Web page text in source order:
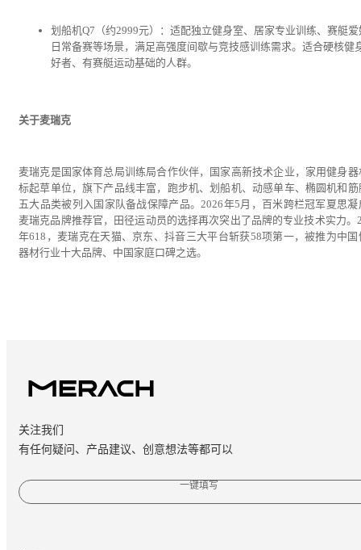
划船机Q7（约2999元）：适配独立健身室、居家专业训练、赛艇爱
日常备赛等场景，满足高强度间歇与竞技感训练需求。适合硬核健
好者、有赛艇运动基础的人群。
关于麦瑞克
麦瑞克是国家体育总局训练局合作伙伴，国家高新技术企业，家用健身器
标起草单位，旗下产品线丰富，跑步机、划船机、动感单车、椭圆机和筋
五大品类被列入国家队备战保障产品。2026年5月，百米跨栏冠军夏思凝
麦瑞克品牌推荐官，田径运动员的选择再次突出了品牌的专业技术实力。
年618，麦瑞克在天猫、京东、抖音三大平台斩获58项第一，被推为中国
器材行业十大品牌、中国家庭口碑之选。
关注我们
有任何疑问、产品建议、创意想法等都可以
一键填写